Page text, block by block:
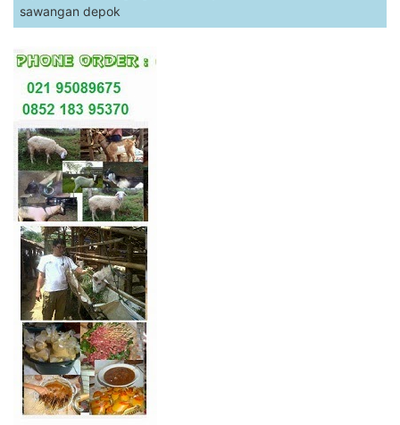
sawangan depok